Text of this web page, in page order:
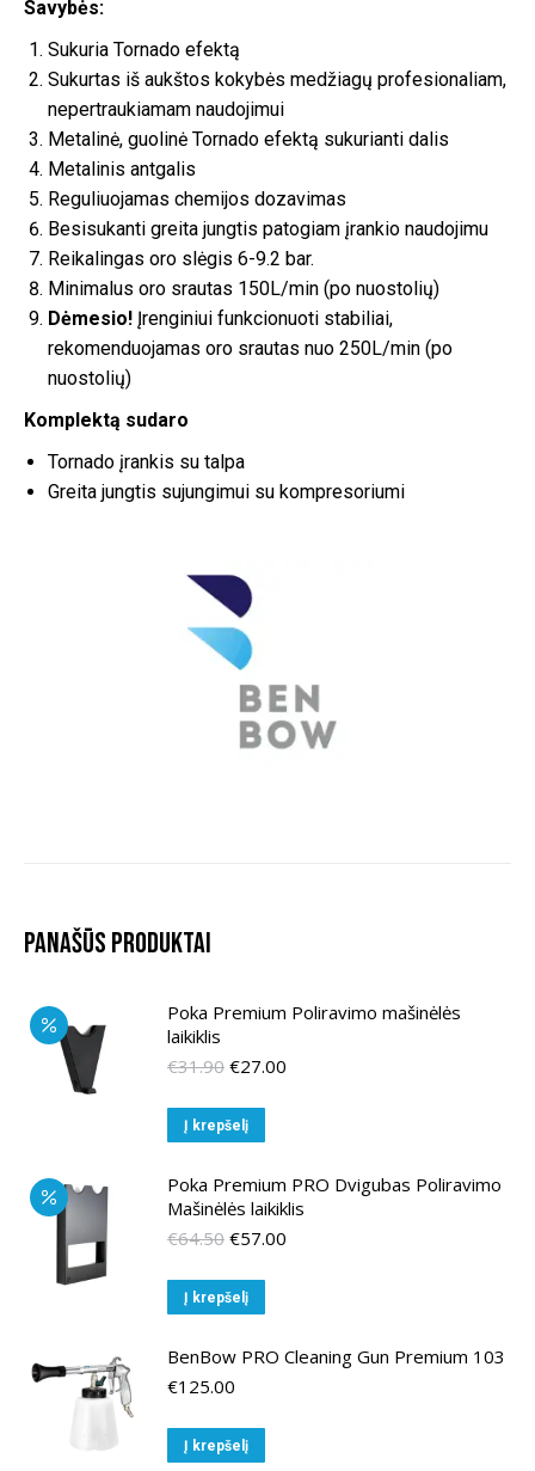
Savybės:
Sukuria Tornado efektą
Sukurtas iš aukštos kokybės medžiagų profesionaliam,
nepertraukiamam naudojimui
Metalinė, guolinė Tornado efektą sukurianti dalis
Metalinis antgalis
Reguliuojamas chemijos dozavimas
Besisukanti greita jungtis patogiam įrankio naudojimu
Reikalingas oro slėgis 6-9.2 bar.
Minimalus oro srautas 150L/min (po nuostolių)
Dėmesio! Įrenginiui funkcionuoti stabiliai,
rekomenduojamas oro srautas nuo 250L/min (po
nuostolių)
Komplektą sudaro
Tornado įrankis su talpa
Greita jungtis sujungimui su kompresoriumi
Panašūs produktai
Poka Premium Poliravimo mašinėlės
laikiklis
€31.90 Original
was:
€31.90.
€27.00
Į krepšelį
Poka Premium PRO Dvigubas Poliravimo
Mašinėlės laikiklis
€64.50 Original
was:
€64.50.
€57.00
Į krepšelį
BenBow PRO Cleaning Gun Premium 103
€125.00
Į krepšelį